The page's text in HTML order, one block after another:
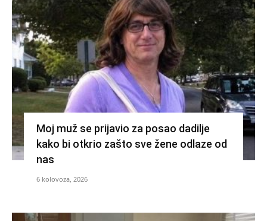
Moj muž se prijavio za posao dadilje
kako bi otkrio zašto sve žene odlaze od
nas
6 kolovoza, 2026